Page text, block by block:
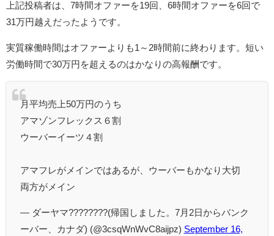
上記投稿者は、7時間オファーを19回、6時間オファーを6回で
31万円越えだったようです。
実質稼働時間はオファーよりも1～2時間前に終わります。短い
労働時間で30万円を超えるのはかなりの高報酬です。
月平均売上50万円のうち
アマゾンフレックス６割
ウーバーイーツ４割
アマフレがメインではあるが、ウーバーもかなり大切
両方がメイン
— ダーヤマ????????(帰国しました。7月2日からバンク
ーバー、カナダ) (@3csqWnWvC8aijpz) September 16,